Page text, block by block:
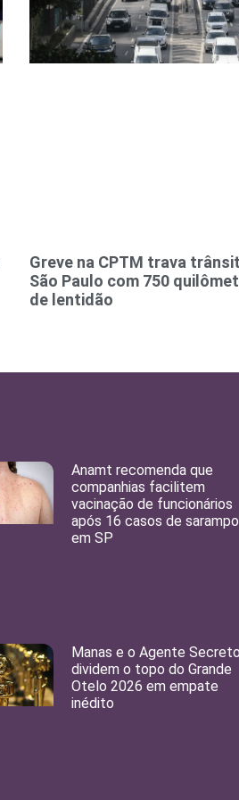
Greve na CPTM trava
São Paulo com 750
de lentidão
Anamt recomenda que
companhias facilitem
vacinação de funcionários
após 16 casos de sarampo
em SP
Manas e o Agente Secreto
dividem o topo do Grande
Otelo 2026 em empate
inédito